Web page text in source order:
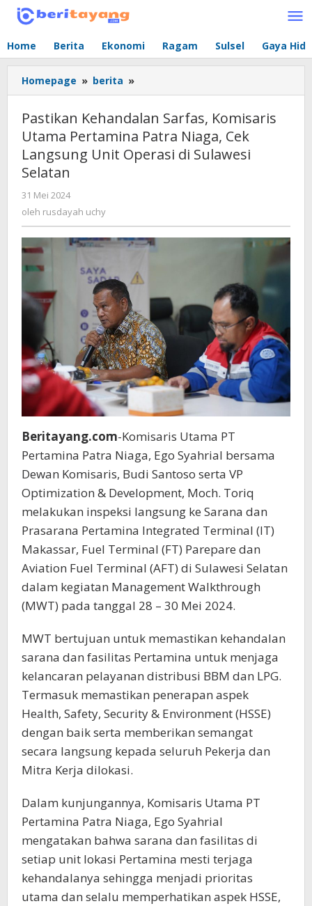
Lewati
Home Berita Ekonomi Ragam Sulsel Gaya
Homepage » berita »
Kehandalan
Sarfas,
Komisaris
Utama
Pertamina
Unit
Operasi
Sulawesi
Selatan
Pastikan Kehandalan Sarfas, Komisaris
Utama Pertamina Patra Niaga, Cek
Langsung Unit Operasi di Sulawesi
Selatan
31 Mei 2024
rusdayah
oleh rusdayah uchy
Beritayang.com-Komisaris Utama PT
Pertamina Patra Niaga, Ego Syahrial bersama
Dewan Komisaris, Budi Santoso serta VP
Optimization & Development, Moch. Toriq
melakukan inspeksi langsung ke Sarana dan
Prasarana Pertamina Integrated Terminal (IT)
Makassar, Fuel Terminal (FT) Parepare dan
Aviation Fuel Terminal (AFT) di Sulawesi Selatan
dalam kegiatan Management Walkthrough
(MWT) pada tanggal 28 – 30 Mei 2024.
MWT bertujuan untuk memastikan kehandalan
sarana dan fasilitas Pertamina untuk menjaga
kelancaran pelayanan distribusi BBM dan LPG.
Termasuk memastikan penerapan aspek
Health, Safety, Security & Environment (HSSE)
dengan baik serta memberikan semangat
secara langsung kepada seluruh Pekerja dan
Mitra Kerja dilokasi.
Dalam kunjungannya, Komisaris Utama PT
Pertamina Patra Niaga, Ego Syahrial
mengatakan bahwa sarana dan fasilitas di
setiap unit lokasi Pertamina mesti terjaga
kehandalanya sehingga menjadi prioritas
utama dan selalu memperhatikan aspek HSSE,